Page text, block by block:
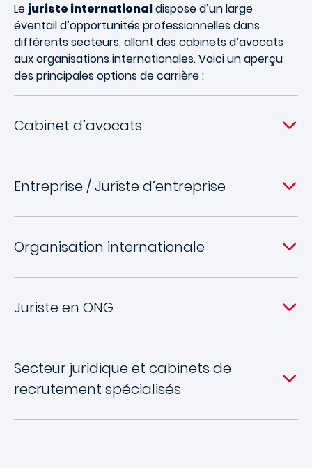
Le juriste internationaldispose d’un large
éventail d’opportunités professionnelles dans
différents secteurs, allant des cabinets d’avocats
aux organisations internationales. Voici un aperçu
des principales options de carrière :
Cabinet d’avocats
Entreprise / Juriste d’entreprise
Organisation internationale
Juriste en ONG
Secteur juridique et cabinets de
recrutement spécialisés